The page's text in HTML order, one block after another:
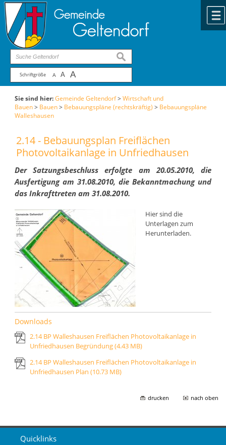
Zum Inhalt,zur Navigation
Schriftgröße A A A
suchen
Sie sind hier: Gemeinde Geltendorf> Wirtschaft und
Bauen> Bauen> Bebauungspläne (rechtskräftig) > Bebauungspläne
Walleshausen
2.14 - Bebauungsplan Freiflächen
Photovoltaikanlage in Unfriedhausen
Der Satzungsbeschluss erfolgte am 20.05.2010, die
Ausfertigung am 31.08.2010, die Bekanntmachung und
das Inkrafttreten am 31.08.2010.
Hier sind die
Unterlagen zum
Herunterladen.
Downloads
2.14 BP Walleshausen Freiflächen Photovoltaikanlage in
Unfriedhausen Begründung(4.43 MB)
2.14 BP Walleshausen Freiflächen Photovoltaikanlage in
Unfriedhausen Plan (10.73 MB)
drucken nach oben
Quicklinks